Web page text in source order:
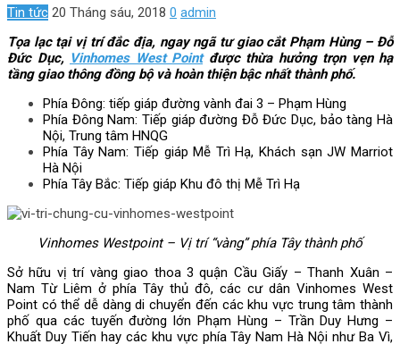
Tin tức 20 Tháng sáu, 2018 0 admin
Tọa lạc tại vị trí đắc địa, ngay ngã tư giao cắt Phạm Hùng – Đỗ
Đức Dục, Vinhomes West Pointđược thừa hưởng trọn vẹn hạ
tầng giao thông đồng bộ và hoàn thiện bậc nhất thành phố.
Phía Đông: tiếp giáp đường vành đai 3 – Phạm Hùng
Phía Đông Nam: Tiếp giáp đường Đỗ Đức Dục, bảo tàng Hà
Nội, Trung tâm HNQG
Phía Tây Nam: Tiếp giáp Mễ Trì Hạ, Khách sạn JW Marriot
Hà Nội
Phía Tây Bắc: Tiếp giáp Khu đô thị Mễ Trì Hạ
Vinhomes Westpoint – Vị trí “vàng” phía Tây thành phố
Sở hữu vị trí vàng giao thoa 3 quận Cầu Giấy – Thanh Xuân –
Nam Từ Liêm ở phía Tây thủ đô, các cư dân Vinhomes West
Point có thể dễ dàng di chuyển đến các khu vực trung tâm thành
phố qua các tuyến đường lớn Phạm Hùng – Trần Duy Hưng –
Khuất Duy Tiến hay các khu vực phía Tây Nam Hà Nội như Ba Vì,